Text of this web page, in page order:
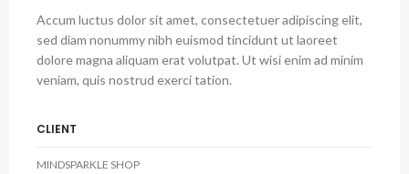
Accum luctus dolor sit amet, consectetuer adipiscing elit,
sed diam nonummy nibh euismod tincidunt ut laoreet
dolore magna aliquam erat volutpat. Ut wisi enim ad minim
veniam, quis nostrud exerci tation.
CLIENT
MINDSPARKLE SHOP